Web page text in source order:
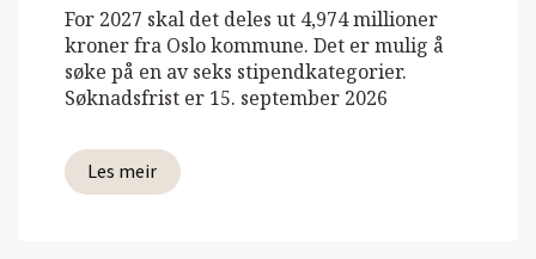
For 2027 skal det deles ut 4,974 millioner
kroner fra Oslo kommune. Det er mulig å
søke på en av seks stipendkategorier.
Søknadsfrist er 15. september 2026
Les meir